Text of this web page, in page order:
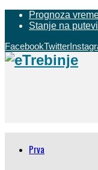
Prognoza
Stanje na
FacebookTwitter
Prva